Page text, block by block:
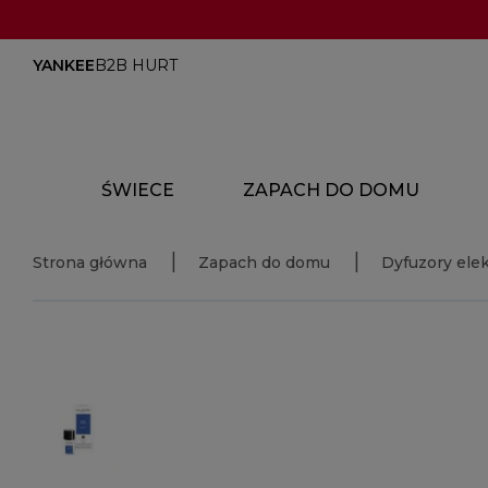
YANKEEB2B HURT
ŚWIECE ZAPACH DO DOMU
Strona główna Zapach do domu Dyfuzory